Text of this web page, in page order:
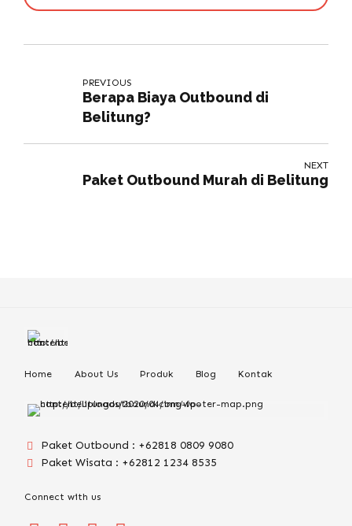
PREVIOUS
Berapa Biaya Outbound di
Belitung?
NEXT
Paket Outbound Murah di Belitung
Home About Us Produk Blog Kontak
Paket Outbound : +62818 0809 9080
Paket Wisata : +62812 1234 8535
Connect with us